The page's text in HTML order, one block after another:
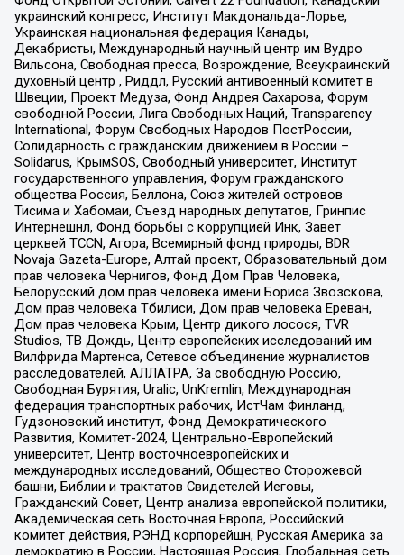
украинский конгресс, Институт Макдональда-Лорье,
Украинская национальная федерация Канады,
Декабристы, Международный научный центр им Вудро
Вильсона, Свободная пресса, Возрождение, Всеукраинский
духовный центр , Риддл, Русский антивоенный комитет в
Швеции, Проект Медуза, Фонд Андрея Сахарова, Форум
свободной России, Лига Свободных Наций, Transparеncy
International, Форум Свободных Народов ПостРоссии,
Солидарность с гражданским движением в России –
Solidarus, КрымSOS, Свободный университет, Институт
государственного управления, Форум гражданского
общества Россия, Беллона, Союз жителей островов
Тисима и Хабомаи, Съезд народных депутатов, Гринпис
Интернешнл, Фонд борьбы с коррупцией Инк, Завет
церквей TCCN, Агора, Всемирный фонд природы, BDR
Novaja Gazeta-Europe, Алтай проект, Образовательный дом
прав человека Чернигов, Фонд Дом Прав Человека,
Белорусский дом прав человека имени Бориса Звозскова,
Дом прав человека Тбилиси, Дом прав человека Ереван,
Дом прав человека Крым, Центр дикого лосося, TVR
Studios, ТВ Дождь, Центр европейских исследований им
Вилфрида Мартенса, Сетевое объединение журналистов
расследователей, АЛЛАТРА, За свободную Россию,
Свободная Бурятия, Uralic, UnKremlin, Международная
федерация транспортных рабочих, ИстЧам Финланд,
Гудзоновский институт, Фонд Демократического
Развития, Комитет-2024, Центрально-Европейский
университет, Центр восточноевропейских и
международных исследований, Общество Сторожевой
башни, Библии и трактатов Свидетелей Иеговы,
Гражданский Совет, Центр анализа европейской политики,
Академическая сеть Восточная Европа, Российский
комитет действия, РЭНД корпорейшн, Русская Америка за
демократию в России, Настоящая Россия, Глобальная сеть